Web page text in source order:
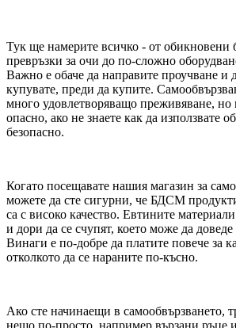
Тук ще намерите всичко - от обикновени
превръзки за очи до по-сложно
Важно е обаче да направите проучване и
купувате, преди да купите.
много удовлетворяващо преживяване, но
опасно, ако не знаете как да използвате
безопасно.
Когато посещавате нашия магазин за
можете да сте сигурни, че БДСМ
са с високо качество. Евтините
и дори да се счупят, което може да
Винаги е по-добре да платите повече за
отколкото да се нараните по-късно.
Ако сте начинаещи в самообвързването,